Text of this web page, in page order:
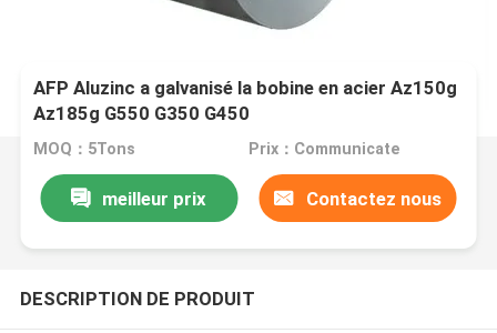
AFP Aluzinc a galvanisé la bobine en acier Az150g
Az185g G550 G350 G450
MOQ：5Tons Prix：Communicate
meilleur prix Contactez nous
DESCRIPTION DE PRODUIT